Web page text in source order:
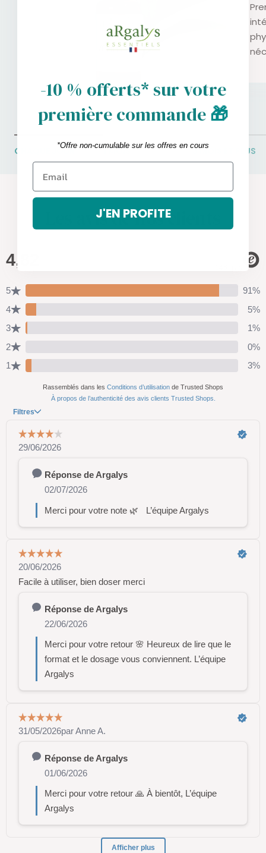
CHAQUE JOUR 1 MOIS 3 MOIS ET PLUS
Les avis de nos clients
-10 % offerts* sur votre
première commande🎁
*Offre non-cumulable sur les offres en cours
J'EN PROFITE